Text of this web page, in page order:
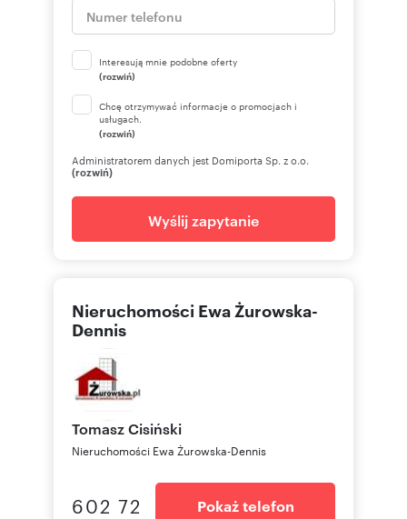
Interesują mnie podobne oferty
(rozwiń)
Chcę otrzymywać informacje o promocjach i
usługach.
(rozwiń)
Administratorem danych jest Domiporta Sp. z o.o.
(rozwiń)
Wyślij zapytanie
Nieruchomości Ewa Żurowska-
Dennis
TomaszCisiński
Nieruchomości Ewa Żurowska-Dennis
602 72 Pokaż telefon